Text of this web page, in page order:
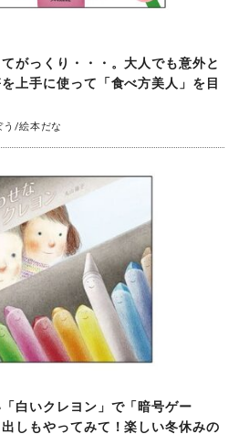
がっくり・・・。大人でも意外と
上手に使って「食べ方美人」を目
/絵本だな
白いクレヨン」で「暗号ゲー
しもやってみて！楽しい冬休みの